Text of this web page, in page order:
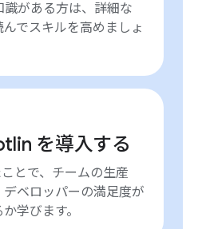
がある方は、詳細な
んでスキルを高めましょ
を導入する
とで、チームの生産
ベロッパーの満足度が
学びます。